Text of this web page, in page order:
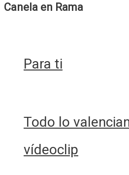
Canela en Rama
Para ti
Todo lo
vídeoclip